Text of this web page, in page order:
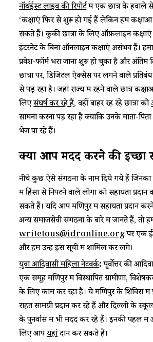
नॉर्थईस्ट लाइव की रिपोर्टमें एक छात्र के हवाले
‘कक्षाएं फिर से शुरू हो गई हैं लेकिन हम कक्षाओं
सकते हैं। कुकी छात्रों के लिए ऑफ़लाइन
इंटरनेट के बिना ऑनलाइन कक्षाएं असंभव हैं।
प्रवेश-फॉर्म भरा जाना शुरू हो चुका है और अंतिम
छात्रों पर, डिजिटल ऐक्सेस पर लगने वाले
से पड़ रहा है। जहां राज्य में रहने वाले छात्र
लिएसंघर्ष कर रहे हैं, वहीं बाहर रह रहे छात्रों को
सामना करना पड़ रहा है क्योंकि उनके माता-
भेज पा रहे हैं।
क्या आप मदद करने की इच्छा
नीचे कुछ ऐसे संगठनों के नाम दिये गये हैं
में हिंसा से निपटने वाले लोगों को सहायता
सकते हैं। यदि आप मणिपुर में सहायता प्रदान
अन्य समाजसेवी संगठनों के बारे में जानते हैं, तो
writetous@idronline.orgपर एक
और हम उन्हें इस सूची में शामिल कर लेंगे।
युवा आदिवासी महिला नेटवर्क:पूर्वोत्तर की
एक समूह मणिपुर में विस्थापित ग्रामीणों,
के लिए काम कर रहा है। ये मणिपुर के शिविरों में
राहत सामग्री प्रदान कर रहे हैं और दिल्ली के
के पुनर्वास में भी मदद कर रहे हैं। इनकी पहल
लिए आपयहांदान कर सकते हैं।